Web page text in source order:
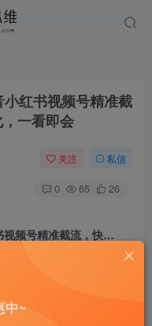
红书视频号精准截
一看即会
关注 私信
0 65 26
截流手搓打法实战SOP，抖音小红书视频号精准截流，快速获客，低成本高转化，一看即会
中~